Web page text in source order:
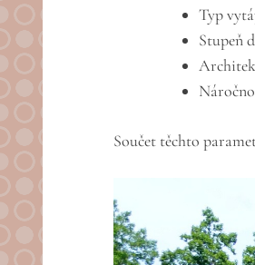
Typ
Stupeň
Součet těchto